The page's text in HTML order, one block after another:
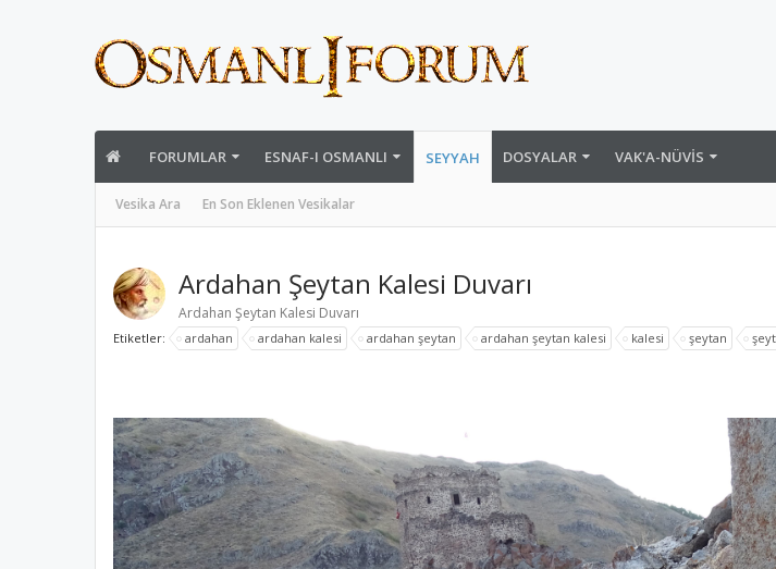
FORUMLAR ESNAF-I OSMANLI SEYYAH
Vesika Ara En Son Eklenen Vesikalar
DOSYALAR VAK'A-NÜVIS
Ardahan Şeytan Kalesi Duvarı
Ardahan Şeytan Kalesi Duvarı
Etiketler: ardahan ardahan kalesi ardahan şeytan ardahan şeytan kalesi kalesi şeytan